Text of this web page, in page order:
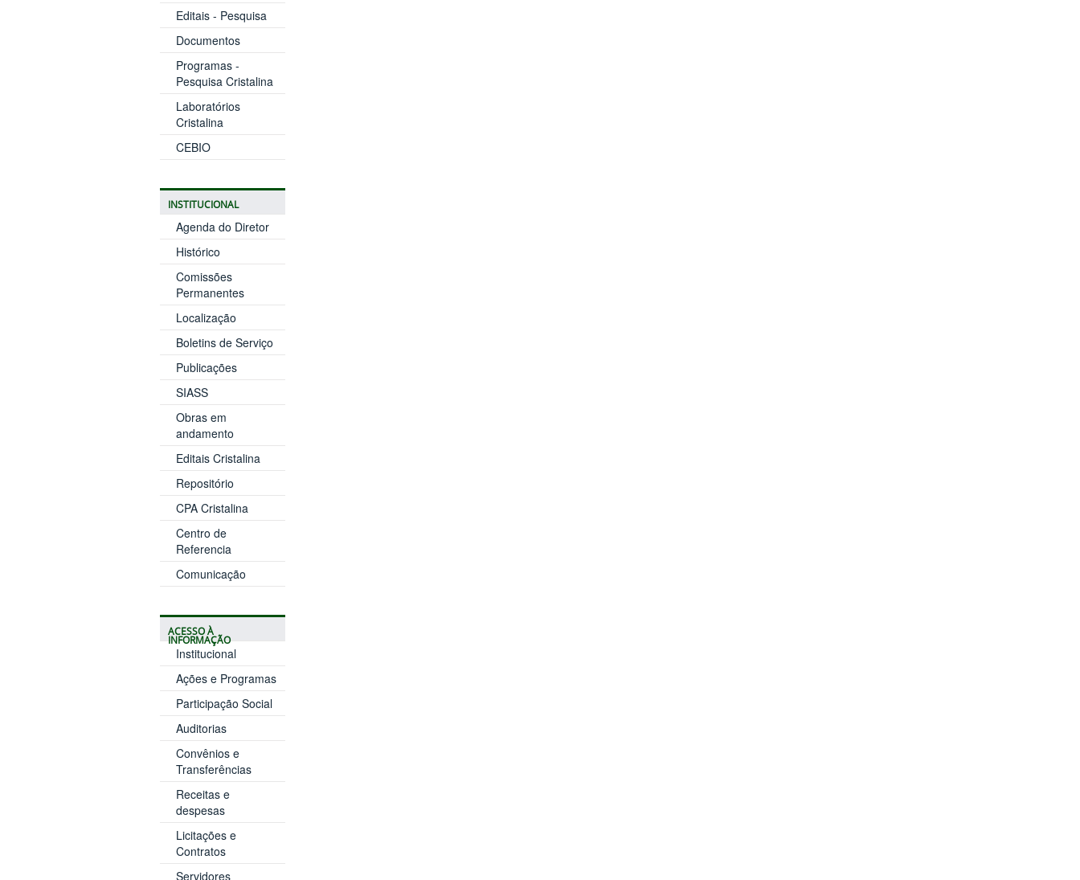
Editais - Pesquisa
Documentos
Programas -
Pesquisa Cristalina
Laboratórios
Cristalina
CEBIO
INSTITUCIONAL
Agenda do Diretor
Histórico
Comissões
Permanentes
Localização
Boletins de Serviço
Publicações
SIASS
Obras em
andamento
Editais Cristalina
Repositório
CPA Cristalina
Centro de
Referencia
Comunicação
ACESSO À
INFORMAÇÃO
Institucional
Ações e Programas
Participação Social
Auditorias
Convênios e
Transferências
Receitas e
despesas
Licitações e
Contratos
Servidores